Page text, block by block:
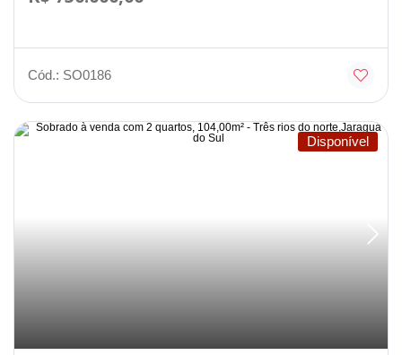
Cód.: SO0186
Disponível